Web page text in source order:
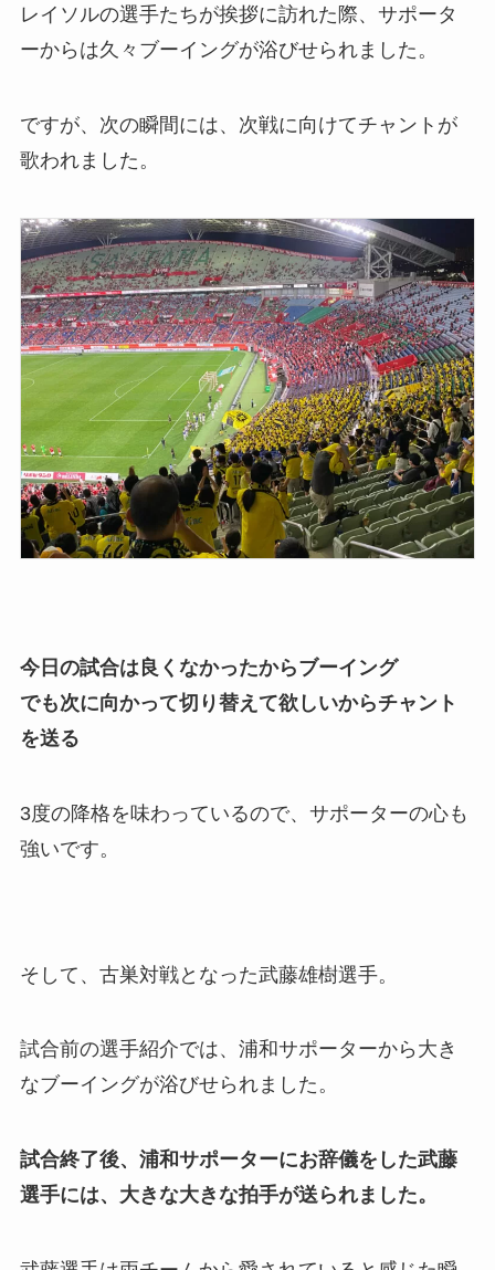
レイソルの選手たちが挨拶に訪れた際、サポータ
ーからは久々ブーイングが浴びせられました。
ですが、次の瞬間には、次戦に向けてチャントが
歌われました。
今日の試合は良くなかったからブーイング
でも次に向かって切り替えて欲しいからチャント
を送る
3度の降格を味わっているので、サポーターの心も
強いです。
そして、古巣対戦となった武藤雄樹選手。
試合前の選手紹介では、浦和サポーターから大き
なブーイングが浴びせられました。
試合終了後、浦和サポーターにお辞儀をした武藤
選手には、大きな大きな拍手が送られました。